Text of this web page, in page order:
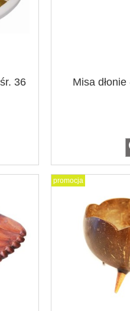
36
Misa
promocja